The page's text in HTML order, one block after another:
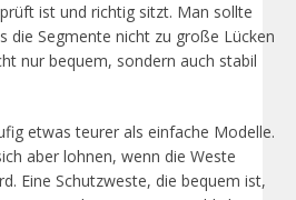
ist und richtig sitzt. Man sollte
die Segmente nicht zu große Lücken
nur bequem, sondern auch stabil
etwas teurer als einfache Modelle.
aber lohnen, wenn die Weste
Eine Schutzweste, die bequem ist,